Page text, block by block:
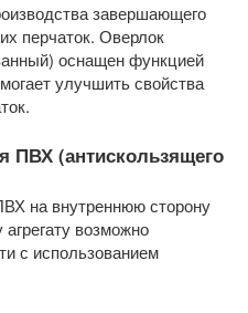
завершающего
перчаток. Оверлок
оснащен функцией
улучшить свойства
ПВХ (антискользящего
на внутреннюю сторону
возможно
с использованием